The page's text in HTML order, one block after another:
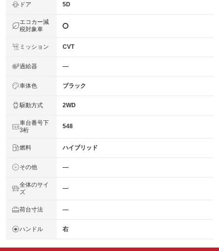
ドア 5D
エコカー減
税対象車
ミッション CVT
過給器 ―
車体色 ブラック
駆動方式 2WD
車台番号下
3桁
548
燃料 ハイブリッド
その他 ―
全体のサイ
ズ
―
荷台寸法 ―
ハンドル 右